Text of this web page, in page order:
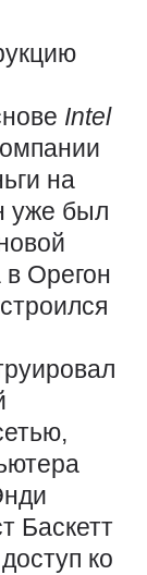
Intel
на
уже был
Орегон
Баскетт
ко